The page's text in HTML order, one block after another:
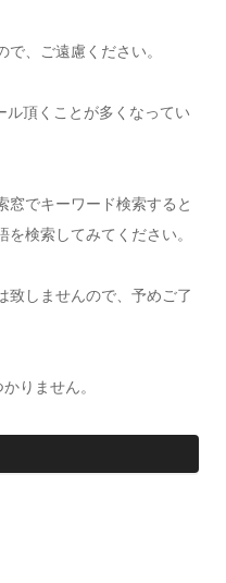
、ご遠慮ください。
頂くことが多くなってい
窓でキーワード検索すると
検索してみてください。
致しませんので、予めご了
りません。